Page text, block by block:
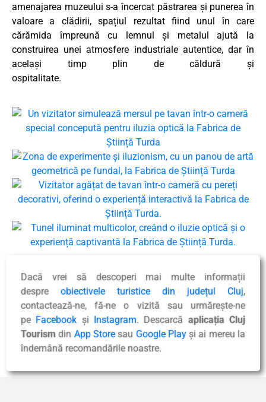
amenajarea muzeului s-a încercat păstrarea și punerea în
valoare a clădirii, spațiul rezultat fiind unul în care
cărămida împreună cu lemnul și metalul ajută la
construirea unei atmosfere industriale autentice, dar în
același timp plin de căldură și
ospitalitate.
Dacă vrei să descoperi mai multe informații
despre obiectivele turistice din județul Cluj,
contactează-ne, fă-ne o vizită sau urmărește-ne
pe Facebook și Instagram. Descarcă aplicația Cluj
Tourism din App Storesau Google Playși ai mereu la
îndemână recomandările noastre.